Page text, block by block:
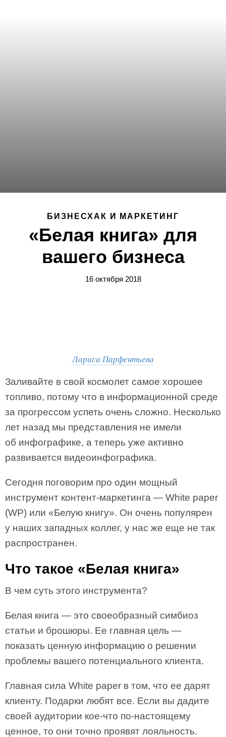
БИЗНЕСХАК И МАРКЕТИНГ
«Белая книга» для
вашего бизнеса
16 октября 2018
Лариса Парфентьева
Заливайте в свой космолет самое хорошее
топливо, потому что в информационной среде
за прогрессом успеть очень сложно. Несколько
лет назад мы представления не имели
об инфографике, а теперь уже активно
развивается видеоинфографика.
Сегодня поговорим про один мощный
инструмент контент-маркетинга — White paper
(WP) или «Белую книгу». Он очень популярен
у наших западных коллег, у нас же еще не так
распространен.
Что такое «Белая книга»
В чем суть этого инструмента?
Белая книга — это своеобразный симбиоз
статьи и брошюры. Ее главная цель —
показать ценную информацию о решении
проблемы вашего потенциального клиента.
Главная сила White paper в том, что ее дарят
клиенту. Подарки любят все. Если вы дадите
своей аудитории кое-что по-настоящему
ценное, то они точно проявят лояльность.